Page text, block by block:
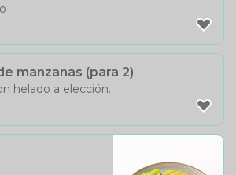
manzanas (para 2)
helado a elección.